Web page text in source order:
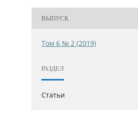
ВЫПУСК
Том 6 № 2 (2019)
РАЗДЕЛ
Статьи